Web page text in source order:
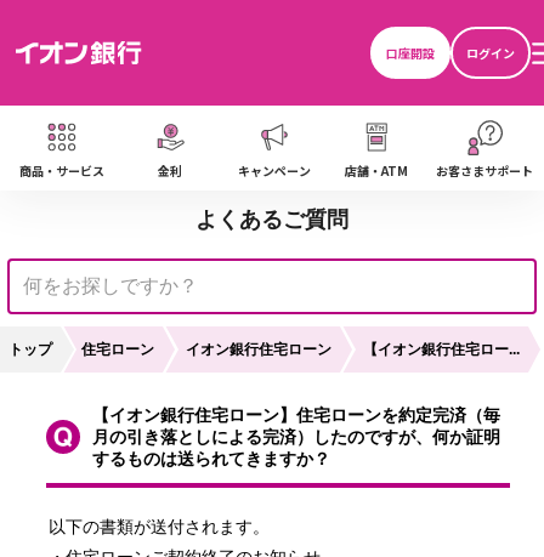
口座開設
ログイン
商品・サービス 金利 キャンペーン 店舗・ATM お客さまサポート
よくあるご質問
トップ 住宅ローン イオン銀行住宅ローン 【イオン銀行住宅ロー...
【イオン銀行住宅ローン】住宅ローンを約定完済（毎
月の引き落としによる完済）したのですが、何か証明
するものは送られてきますか？
以下の書類が送付されます。